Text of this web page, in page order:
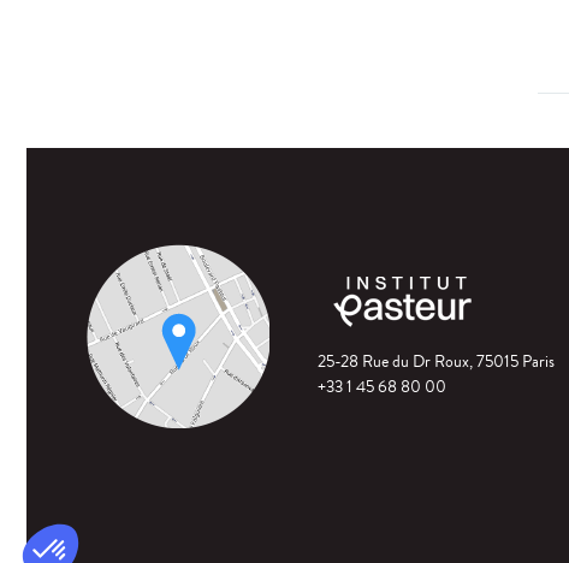
25-28 Rue du Dr Roux, 75015 Paris
+33 1 45 68 80 00